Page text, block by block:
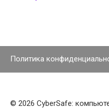
Политика
© 2026 CyberSafe: